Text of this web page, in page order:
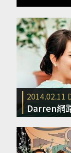
2014.02.11
Darren網